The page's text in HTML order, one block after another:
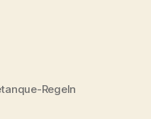
Regeln